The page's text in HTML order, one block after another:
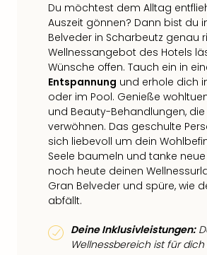
Du möchtest dem Alltag
Auszeit gönnen? Dann bist du
Belveder in Scharbeutz genau
Wellnessangebot des Hotels
Wünsche offen. Tauch ein in
Entspannung und erhole dich
oder im Pool. Genieße
und Beauty-Behandlungen,
verwöhnen. Das geschulte
sich liebevoll um dein
Seele baumeln und tanke neue
noch heute deinen
Gran Belveder und spüre, wie
abfällt.
Deine Inklusivleistungen:
Wellnessbereich ist für dich